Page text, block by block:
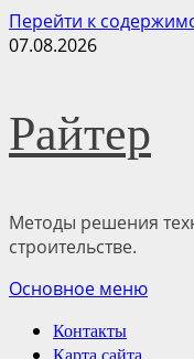
Перейти к
07.08.2026
Райтер
Методы решения
строительстве.
Основное меню
Контакты
Карта сайта